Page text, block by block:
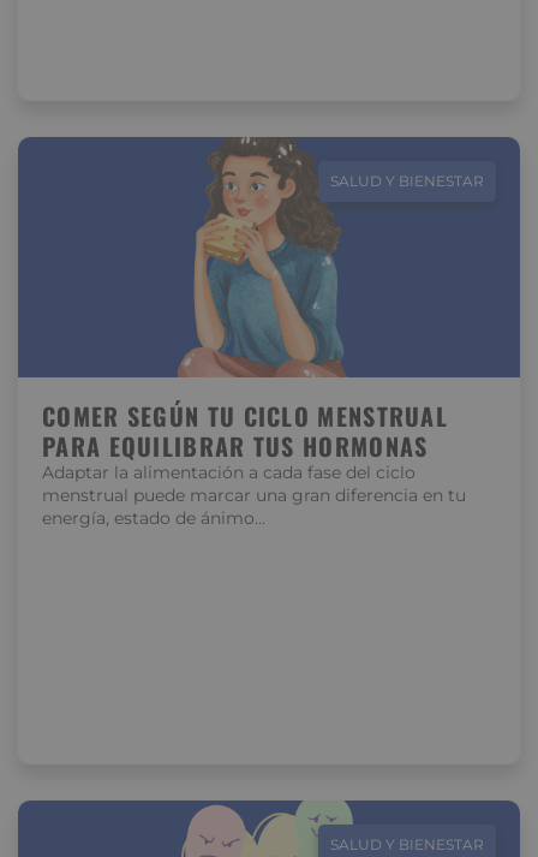
SALUD Y BIENESTAR
COMER SEGÚN TU CICLO MENSTRUAL
PARA EQUILIBRAR TUS HORMONAS
Adaptar la alimentación a cada fase del ciclo
menstrual puede marcar una gran diferencia en tu
energía, estado de ánimo…
SALUD Y BIENESTAR